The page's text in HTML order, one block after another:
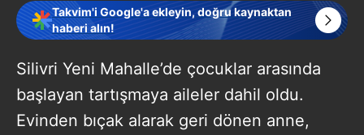
Takvim'i Google'a ekleyin, doğru kaynaktan
haberi alın!
Silivri Yeni Mahalle’de çocuklar arasında
başlayan tartışmaya aileler dahil oldu.
Evinden bıçak alarak geri dönen anne,